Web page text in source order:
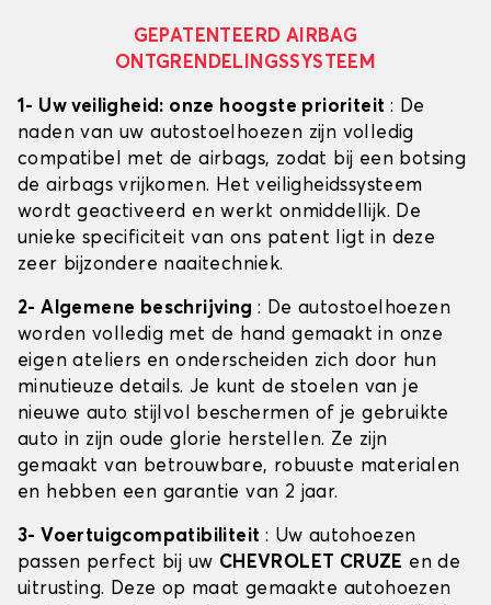
GEPATENTEERD AIRBAG
ONTGRENDELINGSSYSTEEM
1- Uw veiligheid: onze hoogste prioriteit : De
naden van uw autostoelhoezen zijn volledig
compatibel met de airbags, zodat bij een botsing
de airbags vrijkomen. Het veiligheidssysteem
wordt geactiveerd en werkt onmiddellijk. De
unieke specificiteit van ons patent ligt in deze
zeer bijzondere naaitechniek.
2- Algemene beschrijving : De autostoelhoezen
worden volledig met de hand gemaakt in onze
eigen ateliers en onderscheiden zich door hun
minutieuze details. Je kunt de stoelen van je
nieuwe auto stijlvol beschermen of je gebruikte
auto in zijn oude glorie herstellen. Ze zijn
gemaakt van betrouwbare, robuuste materialen
en hebben een garantie van 2 jaar.
3- Voertuigcompatibiliteit : Uw autohoezen
passen perfect bij uw CHEVROLET CRUZE en de
uitrusting. Deze op maat gemaakte autohoezen